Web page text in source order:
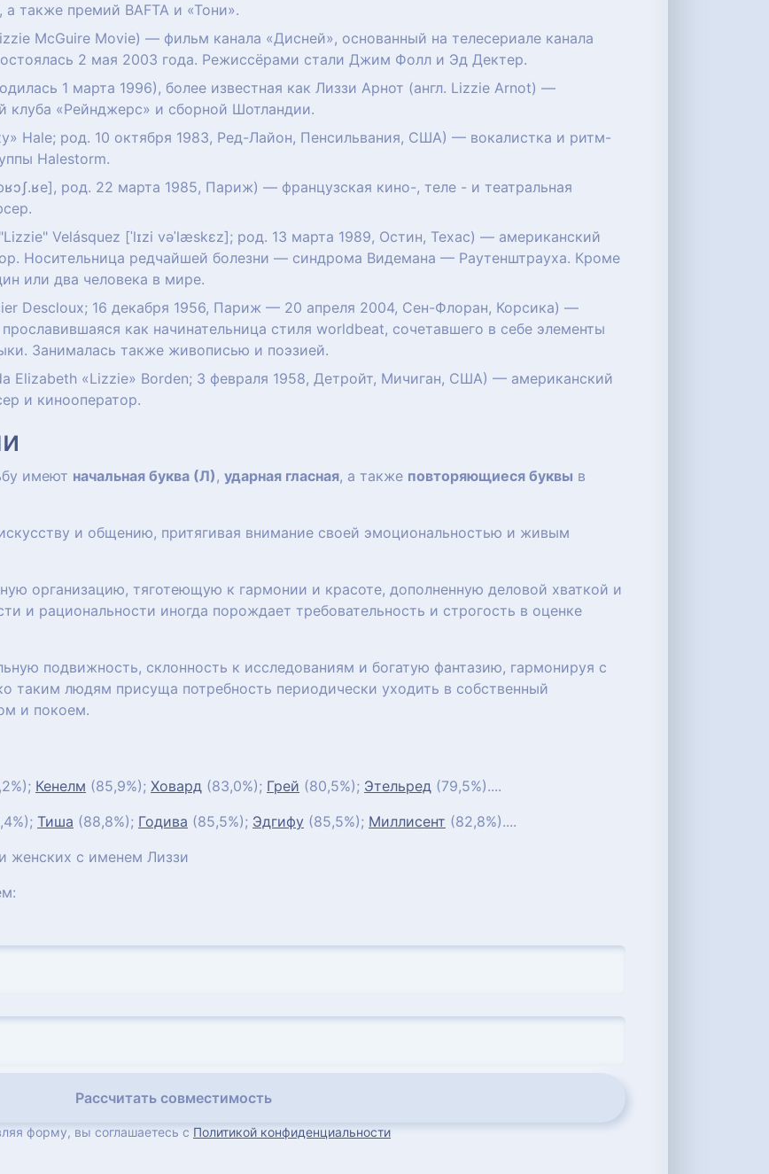
также премий BAFTA и «Тони».
McGuire Movie) — фильм канала «Дисней», основанный на телесериале канала
2 мая 2003 года. Режиссёрами стали Джим Фолл и Эд Дектер.
1 марта 1996), более известная как Лиззи Арнот (англ. Lizzie Arnot) —
клуба «Рейнджерс» и сборной Шотландии.
Hale; род. 10 октября 1983, Ред-Лайон, Пенсильвания, США) — вокалистка и ритм-
Halestorm.
род. 22 марта 1985, Париж) — французская кино-, теле - и театральная
Velásquez [ˈlɪzi vəˈlæskɛz]; род. 13 марта 1989, Остин, Техас) — американский
Носительница редчайшей болезни — синдрома Видемана — Раутенштрауха. Кроме
или два человека в мире.
Descloux; 16 декабря 1956, Париж — 20 апреля 2004, Сен-Флоран, Корсика) —
как начинательница стиля worldbeat, сочетавшего в себе элементы
Занималась также живописью и поэзией.
Elizabeth «Lizzie» Borden; 3 февраля 1958, Детройт, Мичиган, США) — американский
и кинооператор.
имеют начальная буква (Л), ударная гласная, а также повторяющиеся буквы в
и общению, притягивая внимание своей эмоциональностью и живым
организацию, тяготеющую к гармонии и красоте, дополненную деловой хваткой и
и рациональности иногда порождает требовательность и строгость в оценке
подвижность, склонность к исследованиям и богатую фантазию, гармонируя с
таким людям присуща потребность периодически уходить в собственный
и покоем.
Кенелм (85,9%); Ховард (83,0%); Грей (80,5%); Этельред (79,5%)....
Тиша (88,8%); Годива (85,5%); Эдгифу (85,5%); Миллисент (82,8%)....
женских с именем Лиззи
Рассчитать совместимость
форму, вы соглашаетесь с Политикой конфиденциальности